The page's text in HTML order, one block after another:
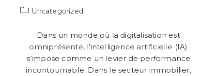
PostUncategorized
Dans un monde où la digitalisation est
omniprésente, l’intelligence artificielle (IA)
s’impose comme un levier de performance
incontournable. Dans le secteur immobilier,